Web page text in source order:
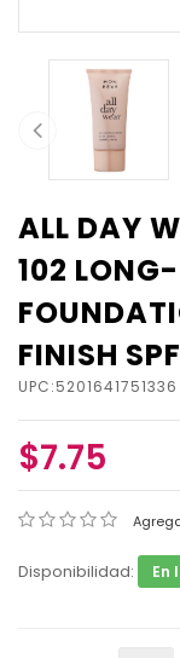
ALL DAY
102
FINISH
UPC:5201641751336
$7.75
Disponibilidad: En